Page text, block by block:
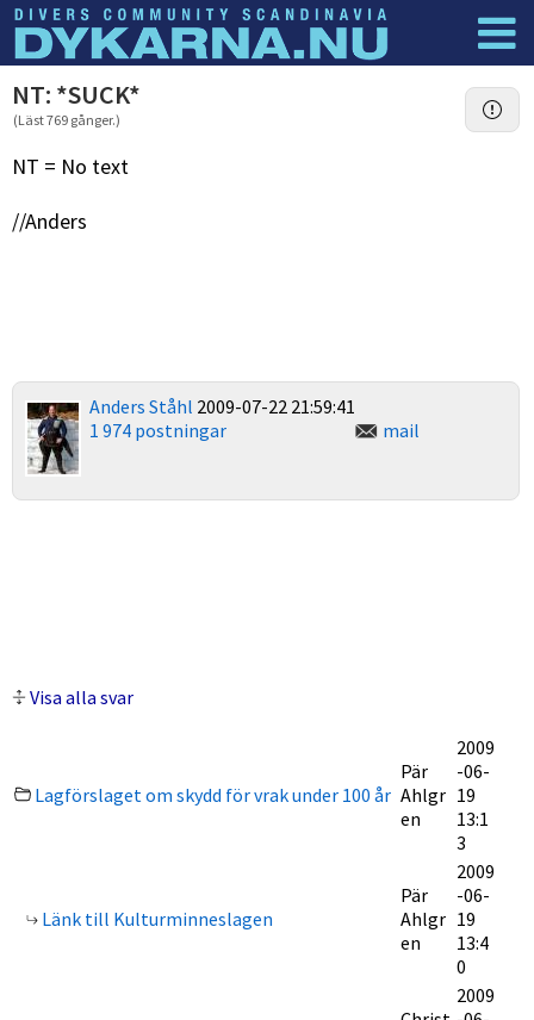
Dyknyheter Logga in
NT: *SUCK*
(Läst 769 gånger.)
NT = No text
//Anders
Anders Ståhl 2009-07-22 21:59:41
1 974 postningar
mail
Visa alla svar
Lagförslaget om skydd för vrak under 100 år
Pär
Ahlgr
en
2009
-06-
19
13:1
3
Länk till Kulturminneslagen
Pär
Ahlgr
en
2009
-06-
19
13:4
0
2009